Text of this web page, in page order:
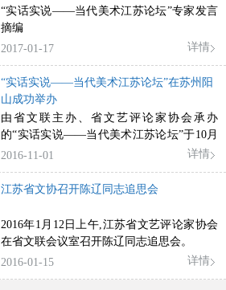
“实话实说——当代美术江苏论坛”专家发言
摘编
2017-01-17
详情
“实话实说——当代美术江苏论坛”在苏州阳
山成功举办
由省文联主办、省文艺评论家协会承办
的“实话实说——当代美术江苏论坛”于10月
28日在苏州阳山举行。
2016-11-01 详情
江苏省文协召开陈辽同志追思会
2016年1月12日上午,江苏省文艺评论家协会
在省文联会议室召开陈辽同志追思会。
2016-01-15
详情